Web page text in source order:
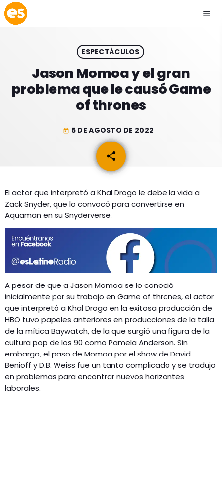
menu
EMISIÓN LA PAZ
play_arrow EMISIÓN COCHABAMBA
ACTUALIDAD
ESPECTÁCULOS
MÚSICA
ENTRETENIMIENTO
PROGRAMACIÓN
RADIO SPLENDID
ESPECTÁCULOS
Jason Momoa y el gran
problema que le causó Game
of thrones
today 5 DE AGOSTO DE 2022
share
email
El actor que interpretó a Khal Drogo le debe la vida a
Zack Snyder, que lo convocó para convertirse en
Aquaman en su Snyderverse.
A pesar de que a Jason Momoa se lo conoció
inicialmente por su trabajo en Game of thrones, el actor
que interpretó a Khal Drogo en la exitosa producción de
HBO tuvo papeles anteriores en producciones de la talla
de la mítica Baywatch, de la que surgió una figura de la
cultura pop de los 90 como Pamela Anderson. Sin
embargo, el paso de Momoa por el show de David
Benioff y D.B. Weiss fue un tanto complicado y se tradujo
en problemas para encontrar nuevos horizontes
laborales.